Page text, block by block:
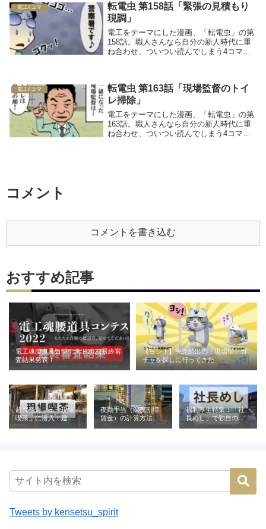
電工4コマ
転電虫 第158話「緊張の見積もり
現調」
電工をテーマにした漫画、「転電虫」の第
158話。職人さんなら自分の新人時代に重
ね合わせ、ついつい読んでしまう4コママ
電工4コマ
転電虫 第163話「現場監督のトイ
レ掃除」
電工をテーマにした漫画、「転電虫」の第
163話。職人さんなら自分の新人時代に重
ね合わせ、ついつい読んでしまう4コママ
コメント
コメントを書き込む
おすすめ記事
電工魂腰道具コンテスト2022最終審
査結果発表！
【ヨシ！】完売続出の「現場猫」ガ
チャを探しに行ってきた
超異色カフェ「現場
喫茶」に潜入！建設
業が営む喫茶の意外
夜勤手当（深夜割増
賃金）の計算方法と
福利厚生特集：「社
長めし」で独自の魅
力を発信（株式会社
Tweets by kensetsu_spirit